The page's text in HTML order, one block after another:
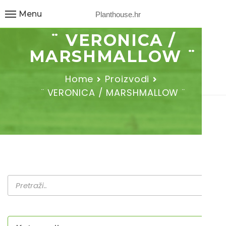
Planthouse.hr
Menu
¨ VERONICA /
MARSHMALLOW ¨
Home
Proizvodi
¨ VERONICA / MARSHMALLOW ¨